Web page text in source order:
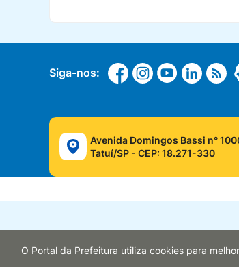
Siga-nos:
Avenida Domingos Bassi n°
Tatuí/SP - CEP: 18.271-330
O Portal da Prefeitura utiliza cookies para